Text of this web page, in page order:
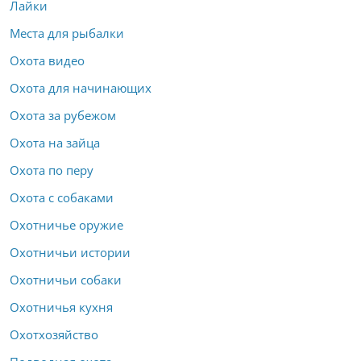
Лайки
Места для рыбалки
Охота видео
Охота для начинающих
Охота за рубежом
Охота на зайца
Охота по перу
Охота с собаками
Охотничье оружие
Охотничьи истории
Охотничьи собаки
Охотничья кухня
Охотхозяйство